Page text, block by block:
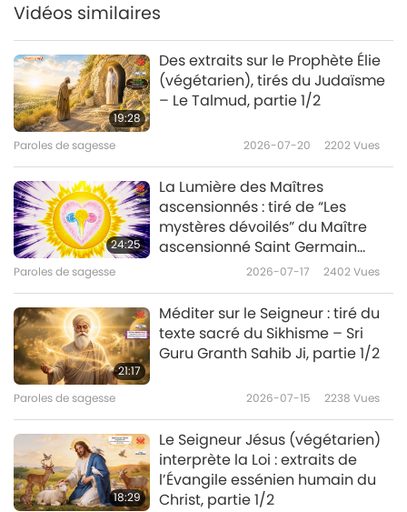
Vidéos similaires
19:28
Des extraits sur le Prophète Élie
(végétarien), tirés du Judaïsme
– Le Talmud, partie 1/2
Paroles de sagesse 2026-07-20 2202Vues
24:25
La Lumière des Maîtres
ascensionnés : tiré de “Les
mystères dévoilés” du Maître
ascensionné Saint Germain
(végétarien), partie 1/2
Paroles de sagesse 2026-07-17 2402Vues
21:17
Méditer sur le Seigneur : tiré du
texte sacré du Sikhisme – Sri
Guru Granth Sahib Ji, partie 1/2
Paroles de sagesse 2026-07-15 2238 Vues
18:29
Le Seigneur Jésus (végétarien)
interprète la Loi : extraits de
l’Évangile essénien humain du
Christ, partie 1/2